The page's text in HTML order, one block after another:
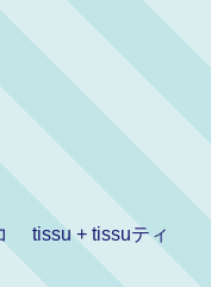
tissu + tissuティ